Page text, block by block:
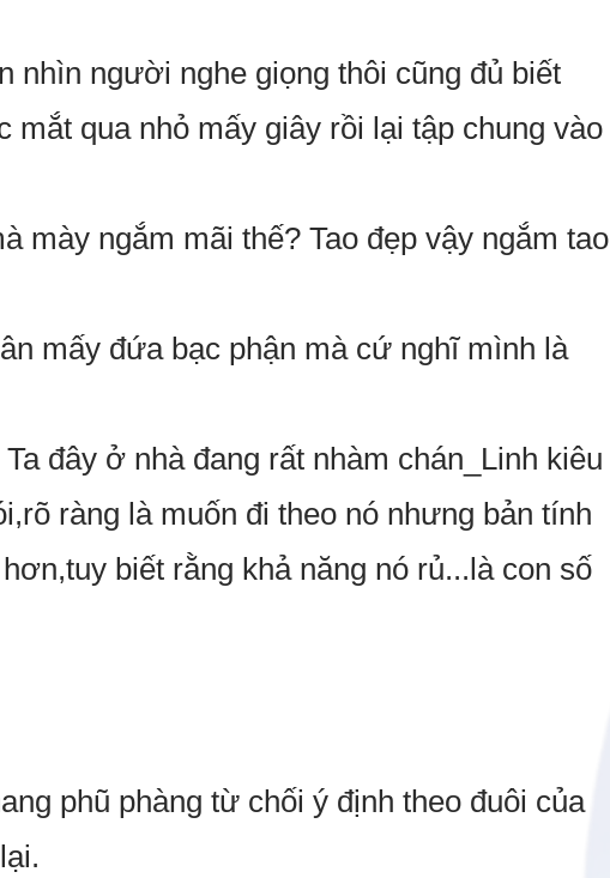
nhìn người nghe giọng thôi cũng đủ biết
mắt qua nhỏ mấy giây rồi lại tập chung vào
mày ngắm mãi thế? Tao đẹp vậy ngắm tao
mấy đứa bạc phận mà cứ nghĩ mình là
đây ở nhà đang rất nhàm chán_Linh kiêu
ràng là muốn đi theo nó nhưng bản tính
biết rằng khả năng nó rủ...là con số
phũ phàng từ chối ý định theo đuôi của